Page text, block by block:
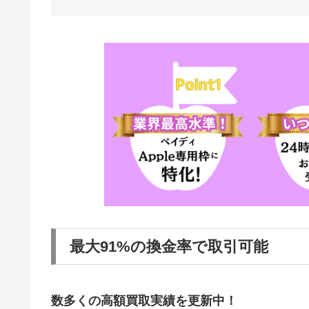
最大91%の換金率で取引可能
数多くの高額買取実績を更新中！